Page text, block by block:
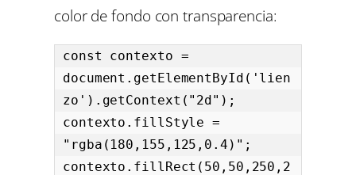
color de fondo con transparencia:
const contexto =
document.getElementById('lien
zo').getContext("2d");
contexto.fillStyle =
"rgba(180,155,125,0.4)";
contexto.fillRect(50,50,250,2